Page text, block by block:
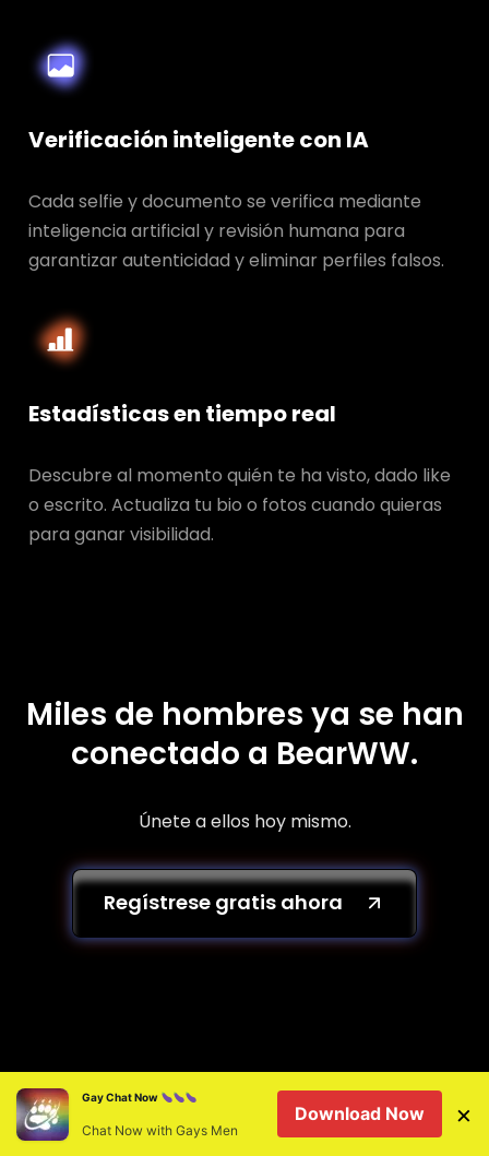
Verificación inteligente con IA
Cada selfie y documento se verifica mediante
inteligencia artificial y revisión humana para
garantizar autenticidad y eliminar perfiles falsos.
Estadísticas en tiempo real
Descubre al momento quién te ha visto, dado like
o escrito. Actualiza tu bio o fotos cuando quieras
para ganar visibilidad.
Miles de hombres ya se han
conectado a BearWW.
Únete a ellos hoy mismo.
Regístrese gratis ahora
¿Por qué elegir BearWW para
tus encuentros gays en
Gay Chat Now
Chat Now with Gays Men
Download Now ×